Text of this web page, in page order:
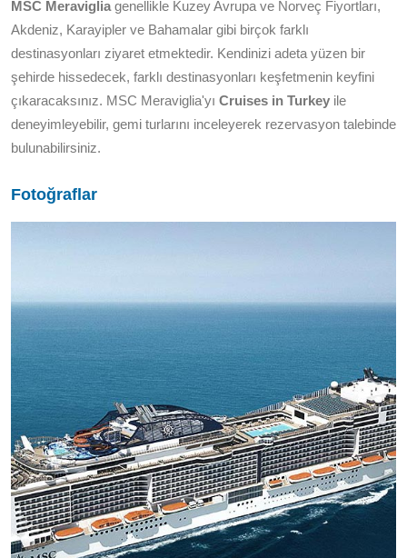
MSC Meraviglia genellikle Kuzey Avrupa ve Norveç Fiyortları,
Akdeniz, Karayipler ve Bahamalar gibi birçok farklı
destinasyonları ziyaret etmektedir. Kendinizi adeta yüzen bir
şehirde hissedecek, farklı destinasyonları keşfetmenin keyfini
çıkaracaksınız. MSC Meraviglia'yı Cruises in Turkey ile
deneyimleyebilir, gemi turlarını inceleyerek rezervasyon talebinde
bulunabilirsiniz.
Fotoğraflar